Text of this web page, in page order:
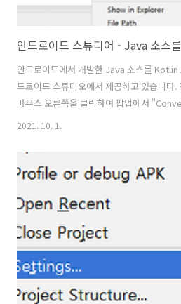
안드로이드에서 개발한 Java 소스를 Kotlin
드로이드 스튜디오에서 제공하고 있습니다
마우스 오른쪽을 클릭하여 팝업에서
File"을 클릭하면 Java 소스가 Kotlin 소스
2021. 10. 1.